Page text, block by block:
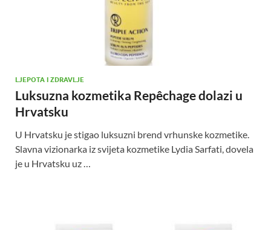
LJEPOTA I ZDRAVLJE
Luksuzna kozmetika Repêchage dolazi u
Hrvatsku
U Hrvatsku je stigao luksuzni brend vrhunske kozmetike.
Slavna vizionarka iz svijeta kozmetike Lydia Sarfati, dovela
je u Hrvatsku uz …